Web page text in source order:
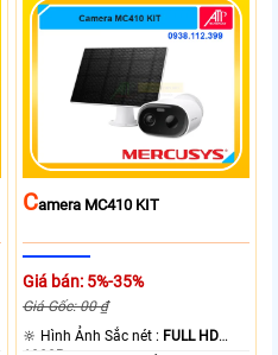
CAmera MC410 KIT
Giá bán: 5%-35%
Giá Gốc: 00 ₫
🔆 Hình Ảnh Sắc nét : FULL HD